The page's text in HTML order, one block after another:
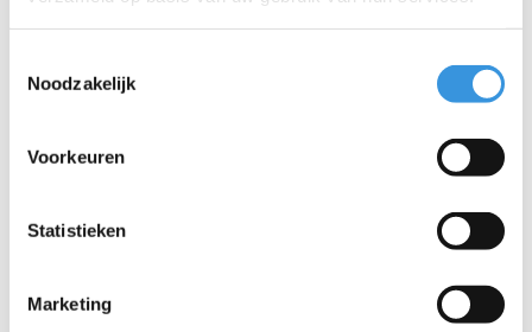
Noodzakelijk
Voorkeuren
Statistieken
Marketing
Veilig, handig en herbruikbaar:Yumbox Mini Wellness 60ml
(2oz) sapflessen zijn gemaakt van transparant voedselveilig
flexibel PET plastic, zodat uw dranken veilig zijn. De lekvrije dop
maakt het gemakkelijk te openen en te sluiten, waardoor morsen
Onderhoudsinstructies:
om de levensduur van de flessen te
vaatwasser worden geplaatst. In plaats daarvan mogen ze
alleen met de hand worden gewassen.